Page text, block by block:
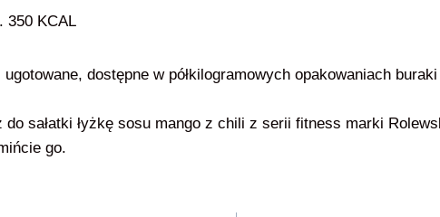
350 KCAL
dostępne w półkilogramowych opakowaniach
do sałatki łyżkę sosu mango z chili z serii fitness marki
go.